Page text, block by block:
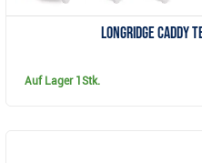
Longridge Caddy
Auf Lager 1Stk.